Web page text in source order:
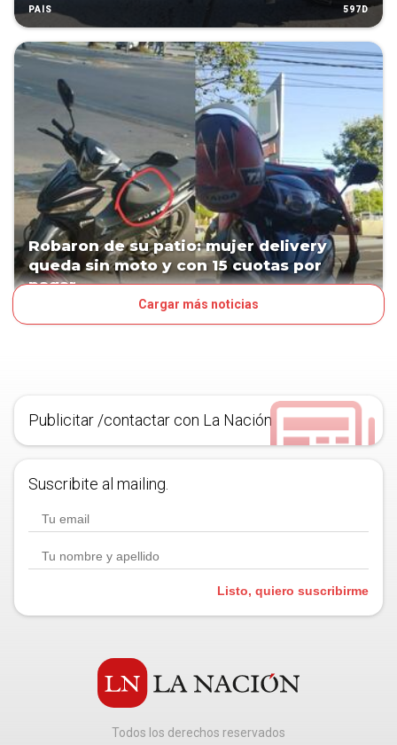
PAÍS 597D
Robaron de su patio: mujer delivery
queda sin moto y con 15 cuotas por
pagar
Cargar más noticias
Publicitar /contactar con La Nación
Suscribite al mailing.
Listo, quiero suscribirme
Todos los derechos reservados